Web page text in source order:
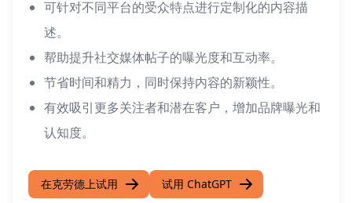
可针对不同平台的受众特点进行定制化的内容描
述。
帮助提升社交媒体帖子的曝光度和互动率。
节省时间和精力，同时保持内容的新颖性。
有效吸引更多关注者和潜在客户，增加品牌曝光和
认知度。
在克劳德上试用 试用 ChatGPT